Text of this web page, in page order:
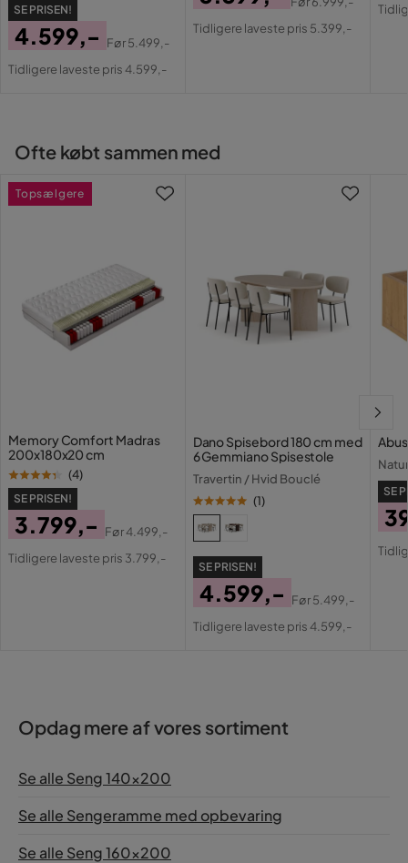
Farve
Madras
SE PRISEN!
Pris
4.599,-
Original
Før5.499,-
Tidligere laveste pris 4.599,-
Pris
Original
Tidligere laveste pris 5.399,-
Ofte købt sammen med
Memory Comfort Madras
200x180x20 cm
(4)
SE PRISEN!
Pris
3.799,-
Original
Før4.499,-
Tidligere laveste pris 3.799,-
Topsælgere
Dano Spisebord 180 cm med
6 Gemmiano Spisestole
Travertin / Hvid Bouclé
(1)
SE PRISEN!
Pris
4.599,-
Original
Før5.499,-
Tidligere laveste pris 4.599,-
SE
Opdag mere af vores sortiment
Se alle Seng 140x200
Se alle Sengeramme med opbevaring
Se alle Seng 160x200